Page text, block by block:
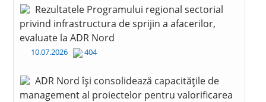
Rezultatele Programului regional sectorial
privind infrastructura de sprijin a afacerilor,
evaluate la ADR Nord
10.07.2026 404
ADR Nord își consolidează capacitățile de
management al proiectelor pentru valorificarea